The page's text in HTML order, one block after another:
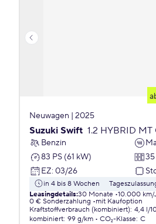
Neuwagen | 2025
Suzuki Swift 1.2 HYBRID
Benzin
83 PS (61 kW)
EZ: 03/26
in 4 bis 8 Wochen
Leasingdetails:30 Monate 10.000 km/
0 € Sonderzahlung
mit Kaufoption
Kraftstoffverbrauch (kombiniert): 4,4 l/
kombiniert: 99 g/km CO₂-Klasse: C